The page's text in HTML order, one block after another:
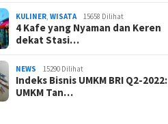
KULINER ,WISATA 15658 Dilihat
4 Kafe yang Nyaman dan Keren
dekat Stasi…
NEWS 15290 Dilihat
Indeks Bisnis UMKM BRI Q2-2022:
UMKM Tan…